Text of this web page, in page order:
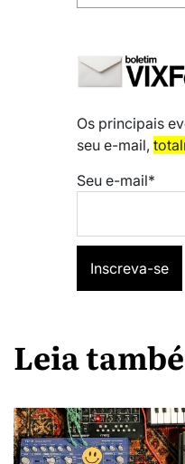
Os principais
seu e-mail,
Seu e-mail*
Leia